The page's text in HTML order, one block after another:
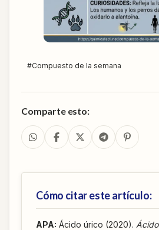
#Compuesto de la semana
Comparte esto:
Cómo citar este artículo:
APA: Ácido úrico (2020). Ácido